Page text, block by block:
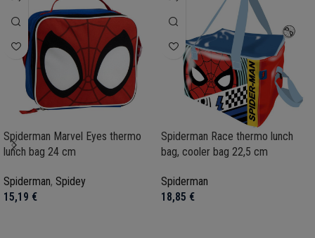
Spiderman Marvel Eyes thermo
lunch bag 24 cm
Spiderman, Spidey
15,19 €
Spiderman Race thermo lunch
bag, cooler bag 22,5 cm
Spiderman
18,85 €